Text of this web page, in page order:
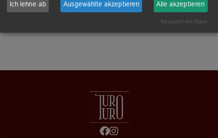
Ich lehne ab Ausgewählte akzeptieren Alle akzeptieren
Realisiert mit Klaro!